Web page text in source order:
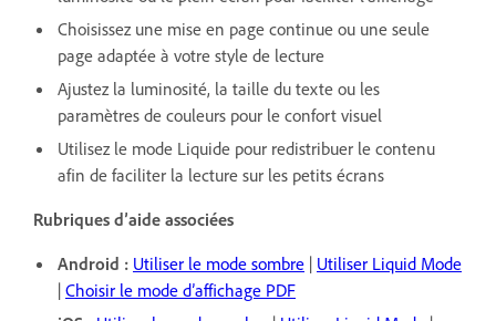
Choisissez une mise en page continue ou une seule
page adaptée à votre style de lecture
Ajustez la luminosité, la taille du texte ou les
paramètres de couleurs pour le confort visuel
Utilisez le mode Liquide pour redistribuer le contenu
afin de faciliter la lecture sur les petits écrans
Rubriques d’aide associées
Android : Utiliser le mode sombre | Utiliser Liquid Mode
| Choisir le mode d’affichage PDF